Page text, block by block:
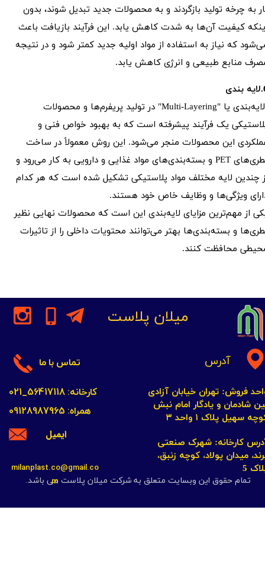
به چرخه تولید بازگردند و به محصولات جدید تبدیل شوند، بدون
کیفیت آن‌ها به شدت کاهش یابد. این فرآیند بازیافت باعث
که نیاز به استفاده از مواد اولیه جدید کمتر شود و در نتیجه
منابع طبیعی و انرژی کاهش یابد.
لایه‌بندی یا "Multi-Layering" در تولید پریفرم‌ها و محصولات
یک فرآیند پیشرفته است که به بهبود خواص فنی و
این محصولات منجر می‌شود. این روش معمولاً در ساخت
بطری‌های PET و بسته‌بندی‌های مواد غذایی و دارویی به کار می‌رود و
چندین لایه مختلف مواد پلاستیکی تشکیل شده است که هر کدام
ویژگی‌ها و وظایف خاص خود هستند.
از مهم‌ترین مزایای لایه‌بندی این است که محصولات نهایی نظیر
و بسته‌بندی‌ها بهتر می‌توانند محتویات داخلی را از تاثیرات
محافظت کنند.
تمام حقوق این وبسایت متعلق به شرکت میلان پلاست می باشد.
تماس با ما
میلان پلاست
کارخانه: 56417118_021
همراه: 09128987965
آدرس
فروش: تهران خیابان آزادی
شادمان و یادگار امام نبش
سهیل پلاک ۱ واحد ۳​​​​​​​
کارخانه: شهرک صنعتی
میدان پولاد، کوچه زنبق،
5
ایمیل
milanplast.co@gmail.co
m